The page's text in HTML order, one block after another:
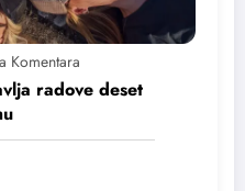
radove deset